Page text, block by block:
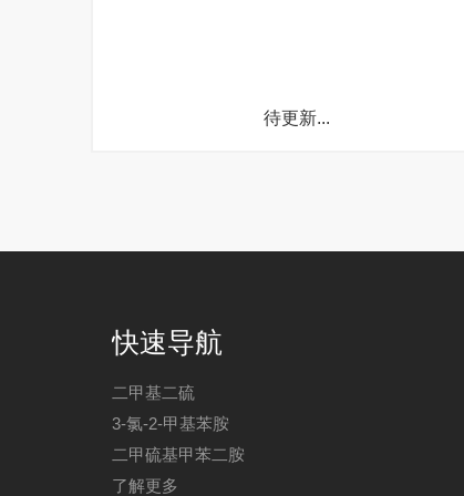
待更新...
快速导航
二甲基二硫
3-氯-2-甲基苯胺
二甲硫基甲苯二胺
了解更多